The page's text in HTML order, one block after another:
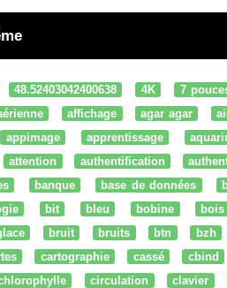
48.52403042400638 4K 7
affichage agar agar
appimage apprentissage
attention authentification
banque base de données
bit bleu bobine bois
bruit bruits btn bzh
cartographie cassé cbind
circulation clavier